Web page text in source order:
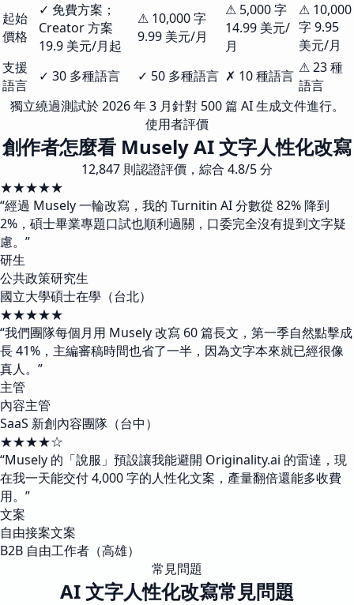
起始
價格
✓ 免費方案；
Creator 方案
19.9 美元/月起
⚠ 10,000 字
9.99 美元/月
⚠ 5,000 字
14.99 美元/
月
⚠ 10,000
字 9.95
美元/月
支援
語言
✓ 30 多種語言 ✓ 50 多種語言 ✗ 10 種語言 ⚠ 23 種
語言
獨立繞過測試於 2026 年 3 月針對 500 篇 AI 生成文件進行。
使用者評價
創作者怎麼看 Musely AI 文字人性化改寫
12,847 則認證評價，綜合 4.8/5 分
★★★★★
“經過 Musely 一輪改寫，我的 Turnitin AI 分數從 82% 降到
2%，碩士畢業專題口試也順利過關，口委完全沒有提到文字疑
慮。 ”
研生
公共政策研究生
國立大學碩士在學（台北）
★★★★★
“我們團隊每個月用 Musely 改寫 60 篇長文，第一季自然點擊成
長 41%，主編審稿時間也省了一半，因為文字本來就已經很像
真人。 ”
主管
內容主管
SaaS 新創內容團隊（台中）
★★★★☆
“Musely 的「說服」預設讓我能避開 Originality.ai 的雷達，現
在我一天能交付 4,000 字的人性化文案，產量翻倍還能多收費
用。 ”
文案
自由接案文案
B2B 自由工作者（高雄）
常見問題
AI 文字人性化改寫常見問題